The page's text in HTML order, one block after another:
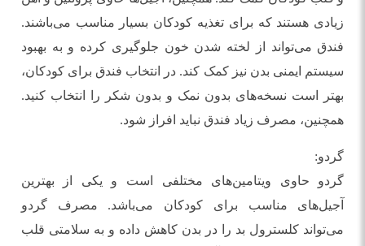
زیادی هستند که برای تغذیه کودکان بسیار مناسب می‌باشند.
فندق می‌تواند از لخته شدن خون جلوگیری کرده و به بهبود
سیستم ایمنی بدن نیز کمک کند. در انتخاب فندق برای کودکان،
بهتر است نسخه‌های بدون نمک و بدون شکر را انتخاب کنید.
همچنین، مصرف زیاد فندق نباید افراز شود.
گردو:
گردو حاوی ویتامین‌های مختلفی است و یکی از بهترین
آجیل‌های مناسب برای کودکان می‌باشد. مصرف گردو
می‌تواند کلسترول بد را در بدن کاهش داده و به سلامتی قلب